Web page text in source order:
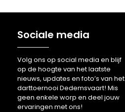
Sociale media
Volg ons op social media en blijf
op de hoogte van het laatste
nieuws, updates en foto’s van het
darttoernooi Dedemsvaart! Mis
geen enkele worp en deel jouw
ervaringen met ons!